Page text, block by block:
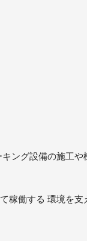
ング設備の施工
働する 環境を支